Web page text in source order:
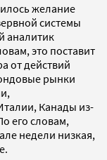
желание
системы
аналитик
это поставит
от действий
рынки
Канады из-
его словам,
недели низкая,